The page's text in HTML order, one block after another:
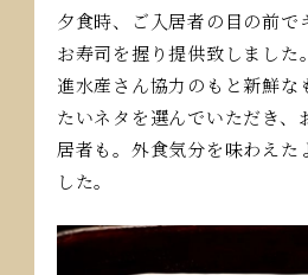
夕食時、ご入居者の目の前で
お寿司を握り提供致しました
進水産さん協力のもと新鮮な
たいネタを選んでいただき、
居者も。外食気分を味わえた
した。